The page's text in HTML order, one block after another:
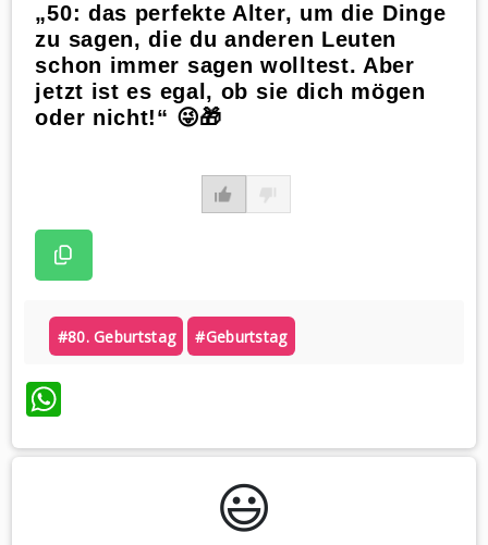
„50: das perfekte Alter, um die Dinge
zu sagen, die du anderen Leuten
schon immer sagen wolltest. Aber
jetzt ist es egal, ob sie dich mögen
oder nicht!“ 😜🎁
#80. Geburtstag #geburtstag
WhatsApp
😃️